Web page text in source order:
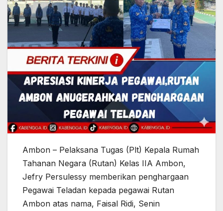
Ambon – Pelaksana Tugas (Plt) Kepala Rumah
Tahanan Negara (Rutan) Kelas IIA Ambon,
Jefry Persulessy memberikan penghargaan
Pegawai Teladan kepada pegawai Rutan
Ambon atas nama, Faisal Ridi, Senin